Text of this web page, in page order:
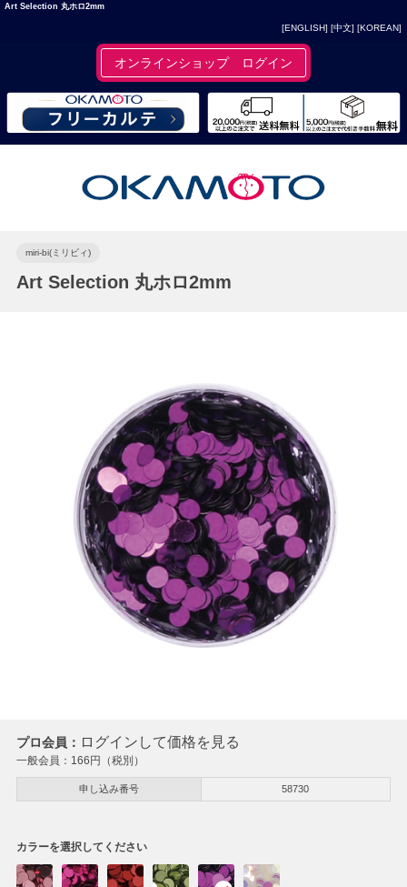
Art Selection 丸ホロ2mm
[ENGLISH] [中文] [KOREAN]
オンラインショップ ログイン
miri-bi(ミリビィ)
Art Selection 丸ホロ2mm
プロ会員： ログインして価格を見る
一般会員： 166円（税別）
申し込み番号 58730
カラーを選択してください